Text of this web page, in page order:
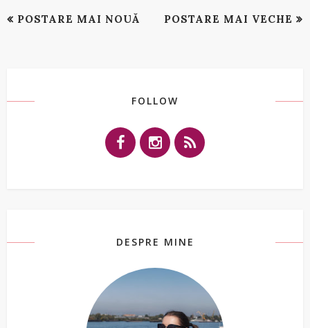
POSTARE MAI NOUĂ POSTARE MAI VECHE
FOLLOW
DESPRE MINE